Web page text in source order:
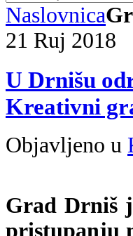
Naslovnica
21 Ruj 2018
U Drnišu
Kreativni
Objavljeno u
Grad Drniš
pristupanju